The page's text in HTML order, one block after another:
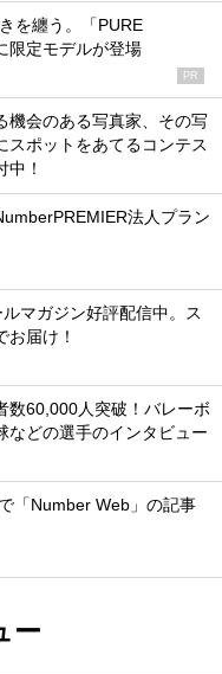
を纏う。「PURE
限定モデルが登場
PR
機会のある写真家、その写
スポットをあてるコンテス
中！
法人プラン
マガジン好評配信中。ス
お届け！
数60,000人突破！バレーボ
などの選手のインタビュー
「Number Web」の記事
ー